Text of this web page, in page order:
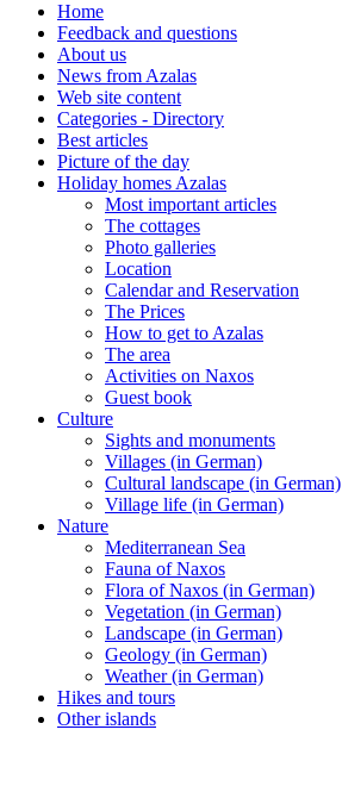
Home
Feedback and questions
About us
News from Azalas
Web site content
Categories - Directory
Best articles
Picture of the day
Holiday homes Azalas
Most important articles
The cottages
Photo galleries
Location
Calendar and Reservation
The Prices
How to get to Azalas
The area
Activities on Naxos
Guest book
Culture
Sights and monuments
Villages (in German)
Cultural landscape (in German)
Village life (in German)
Nature
Mediterranean Sea
Fauna of Naxos
Flora of Naxos (in German)
Vegetation (in German)
Landscape (in German)
Geology (in German)
Weather (in German)
Hikes and tours
Other islands